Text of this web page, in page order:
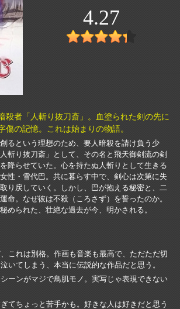
4.27
殺者「人斬り抜刀斎」。血塗られた剣の先に
傷の記憶。これは始まりの物語。
るという理想のため、要人暗殺を請け負う少
斬り抜刀斎」として、その名と飛天御剣流の剣
降らせていた。心を持たぬ人斬りとして生きる
性・雪代巴。共に暮らす中で、剣心は次第に失
り戻していく。しかし、巴が抱える秘密と、二
命。なぜ彼は不殺（ころさず）を誓ったのか。
められた、壮絶な過去が今、明かされる。
これは別格。作画も音楽も最高で、ただただ切
いてしまう、本当に伝説的な作品だと思う。
ーンがマジで鳥肌モノ。実写じゃ表現できない
てちょっと苦手かも。好きな人は好きだと思う